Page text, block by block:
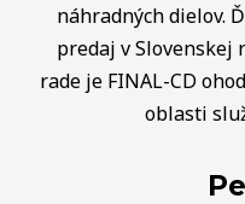
náhradných dielov.
predaj v Slovenskej
rade je FINAL-CD
oblasti